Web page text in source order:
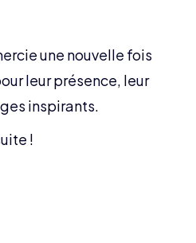
une nouvelle fois
leur présence, leur
inspirants.
!